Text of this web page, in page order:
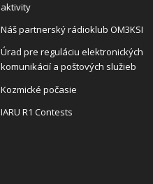
aktivity
Náš partnerský rádioklub OM3KSI
Úrad pre reguláciu elektronických
komunikácií a poštových služieb
Kozmické počasie
IARU R1 Contests